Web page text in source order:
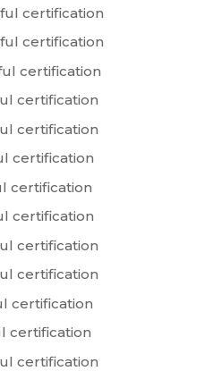
certification
certification
certification
certification
certification
certification
certification
certification
certification
certification
certification
certification
certification